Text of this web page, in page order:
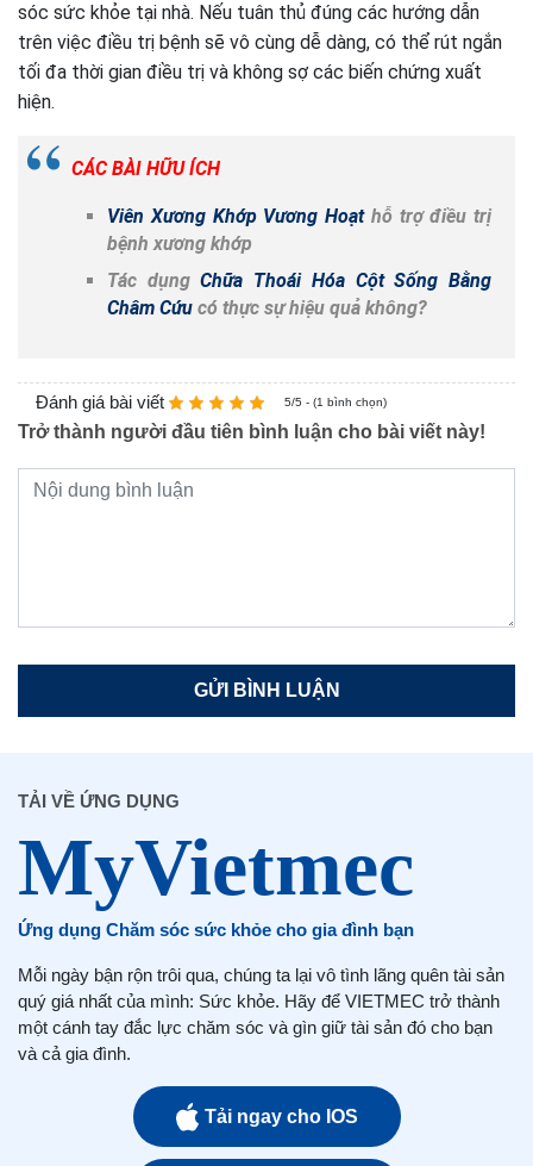
sóc sức khỏe tại nhà. Nếu tuân thủ đúng các hướng dẫn
trên việc điều trị bệnh sẽ vô cùng dễ dàng, có thể rút ngắn
tối đa thời gian điều trị và không sợ các biến chứng xuất
hiện.
CÁC BÀI HỮU ÍCH
Viên Xương Khớp Vương Hoạthỗ trợ điều trị
bệnh xương khớp
Tác dụngChữa Thoái Hóa Cột Sống Bằng
Châm Cứu có thực sự hiệu quả không?
Đánh giá bài viết 5/5 - (1 bình chọn)
Trở thành người đầu tiên bình luận cho bài viết này!
TẢI VỀ ỨNG DỤNG
Ứng dụng Chăm sóc sức khỏe cho gia đình bạn
Mỗi ngày bận rộn trôi qua, chúng ta lại vô tình lãng quên tài sản
quý giá nhất của mình: Sức khỏe. Hãy để VIETMEC trở thành
một cánh tay đắc lực chăm sóc và gìn giữ tài sản đó cho bạn
và cả gia đình.
Tải ngay cho IOS